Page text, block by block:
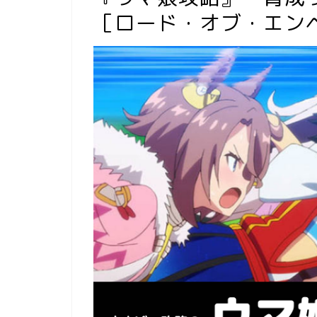
［ロード・オブ・エン